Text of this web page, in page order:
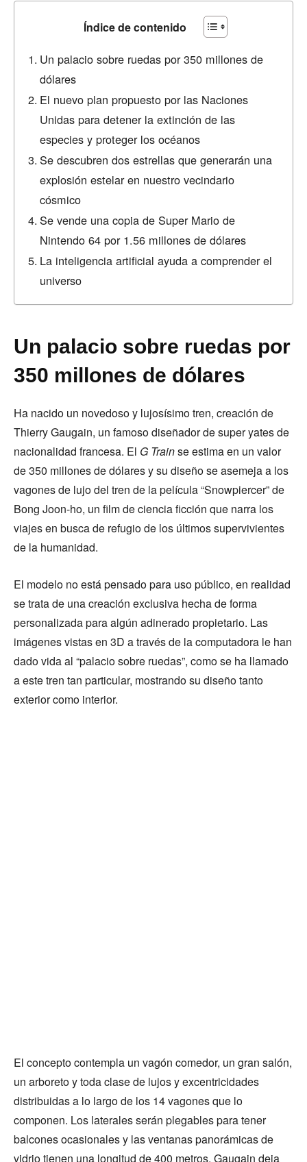
Índice de contenido
Un palacio sobre ruedas por 350 millones de
dólares
El nuevo plan propuesto por las Naciones
Unidas para detener la extinción de las
especies y proteger los océanos
Se descubren dos estrellas que generarán una
explosión estelar en nuestro vecindario
cósmico
Se vende una copia de Super Mario de
Nintendo 64 por 1.56 millones de dólares
La inteligencia artificial ayuda a comprender el
universo
Un palacio sobre ruedas por
350 millones de dólares
Ha nacido un novedoso y lujosísimo tren, creación de
Thierry Gaugain, un famoso diseñador de super yates de
nacionalidad francesa. El G Trainse estima en un valor
de 350 millones de dólares y su diseño se asemeja a los
vagones de lujo del tren de la película “Snowpiercer” de
Bong Joon-ho, un film de ciencia ficción que narra los
viajes en busca de refugio de los últimos supervivientes
de la humanidad.
El modelo no está pensado para uso público, en realidad
se trata de una creación exclusiva hecha de forma
personalizada para algún adinerado propietario. Las
imágenes vistas en 3D a través de la computadora le han
dado vida al “palacio sobre ruedas”, como se ha llamado
a este tren tan particular, mostrando su diseño tanto
exterior como interior.
El concepto contempla un vagón comedor, un gran salón,
un arboreto y toda clase de lujos y excentricidades
distribuidas a lo largo de los 14 vagones que lo
componen. Los laterales serán plegables para tener
balcones ocasionales y las ventanas panorámicas de
vidrio tienen una longitud de 400 metros. Gaugain deja